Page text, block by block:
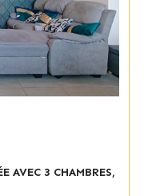
AVEC 3 CHAMBRES,